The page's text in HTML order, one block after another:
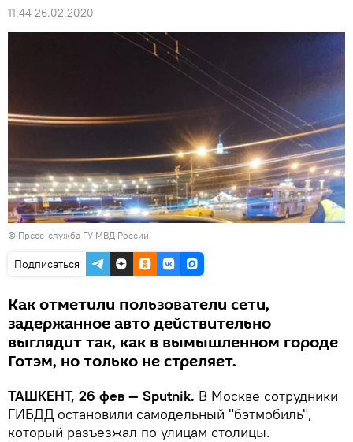
11:44 26.02.2020
© Пресс-служба ГУ МВД России
Подписаться
Как отметили пользователи сети,
задержанное авто действительно
выглядит так, как в вымышленном городе
Готэм, но только не стреляет.
ТАШКЕНТ, 26 фев — Sputnik. В Москве сотрудники
ГИБДД остановили самодельный "бэтмобиль",
который разъезжал по улицам столицы.